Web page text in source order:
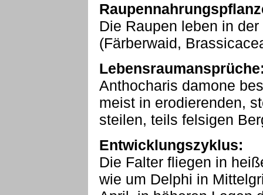
Die Raupen leben in
(Färberwaid,
Anthocharis damone
meist in erodierenden,
steilen, teils felsigen
Entwicklungszyklus:
Die Falter fliegen in
wie um Delphi in